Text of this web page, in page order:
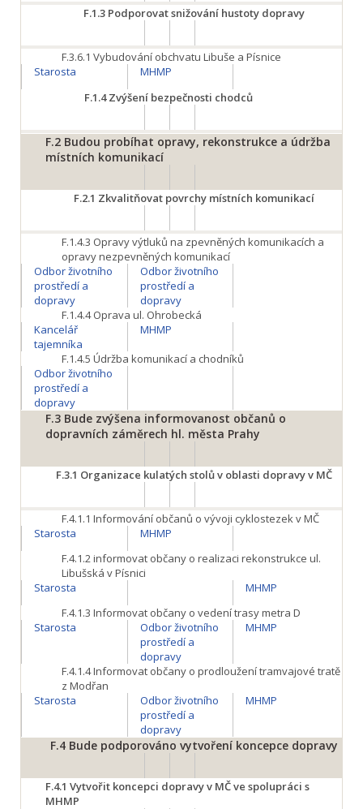
F.1.3Podporovat snižování hustoty dopravy
F.3.6.1 Vybudování obchvatu Libuše a Písnice
Starosta
MHMP
F.1.4Zvýšení bezpečnosti chodců
F.2 Budou probíhat opravy, rekonstrukce a údržba
místních komunikací
F.2.1 Zkvalitňovat povrchy místních komunikací
F.1.4.3 Opravy výtluků na zpevněných komunikacích a
opravy nezpevněných komunikací
Odbor životního
prostředí a
dopravy
Odbor životního
prostředí a
dopravy
F.1.4.4Oprava ul. Ohrobecká
Kancelář
tajemníka
MHMP
F.1.4.5 Údržba komunikací a chodníků
Odbor životního
prostředí a
dopravy
F.3 Bude zvýšena informovanost občanů o
dopravních záměrech hl. města Prahy
F.3.1 Organizace kulatých stolů v oblasti dopravy v MČ
F.4.1.1 Informování občanů o vývoji cyklostezek v MČ
Starosta
MHMP
F.4.1.2informovat občany o realizaci rekonstrukce ul.
Libušská v Písnici
Starosta
MHMP
F.4.1.3 Informovat občany o vedení trasy metra D
Starosta
Odbor životního
prostředí a
dopravy
MHMP
F.4.1.4Informovat občany o prodloužení tramvajové tratě
z Modřan
Starosta
Odbor životního
prostředí a
dopravy
MHMP
F.4Bude podporováno vytvoření koncepce dopravy
F.4.1 Vytvořit koncepci dopravy v MČ ve spolupráci s
MHMP